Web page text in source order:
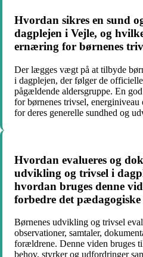
Hvordan sikres en sund
dagplejen i Vejle, og
ernæring for børnenes
Der lægges vægt på at tilbyde
i dagplejen, der følger de
pågældende aldersgruppe. En
for børnenes trivsel, energiniveau
for deres generelle sundhed og
Hvordan evalueres og
udvikling og trivsel i
hvordan bruges denne
forbedre det pædagogiske
Børnenes udvikling og trivsel
observationer, samtaler,
forældrene. Denne viden bruges
behov, styrker og udfordringer